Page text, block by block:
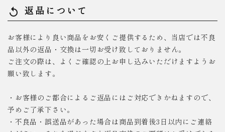
replay 返品について
お客様により良い商品をお安くご提供するため、当店では不良
品以外の返品・交換は一切お受け致しておりません。
ご注文の際は、よくご確認の上お申し込みいただけますようお
願い致します。
・お客様のご都合によるご返品にはご対応できかねますので、
予めご了承下さい。
・不良品・誤送品があった場合は商品到着後3日以内にご連絡